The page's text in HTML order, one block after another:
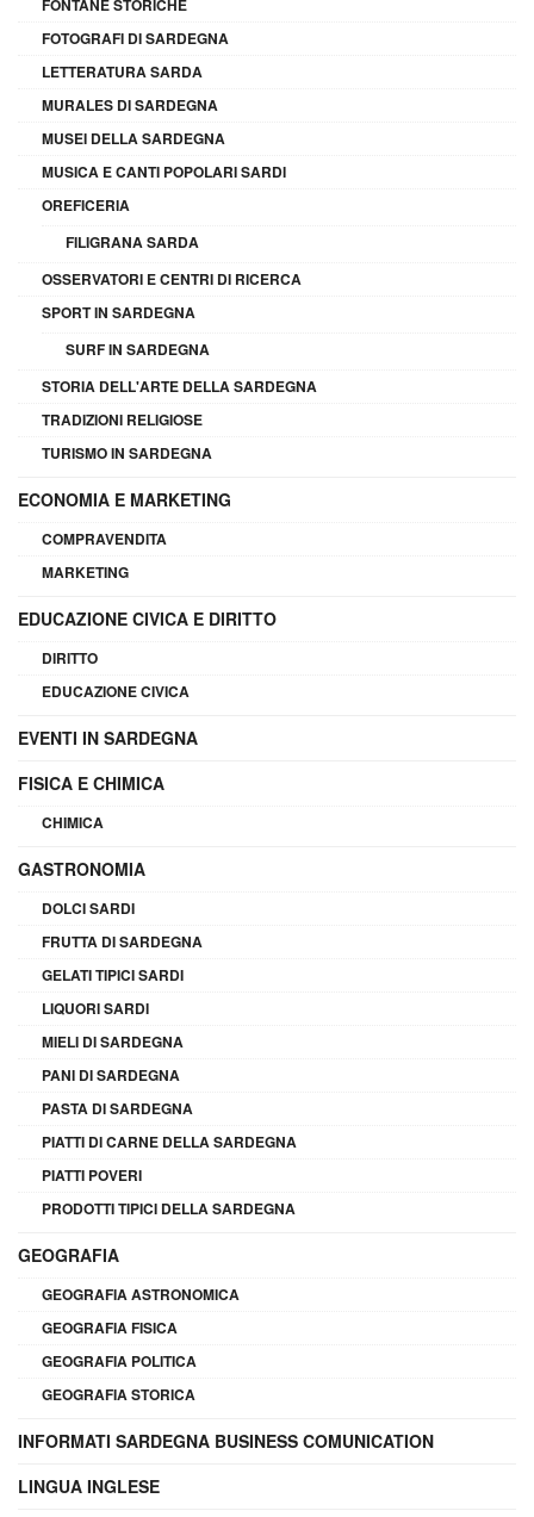
FONTANE STORICHE
FOTOGRAFI DI SARDEGNA
LETTERATURA SARDA
MURALES DI SARDEGNA
MUSEI DELLA SARDEGNA
MUSICA E CANTI POPOLARI SARDI
OREFICERIA
FILIGRANA SARDA
OSSERVATORI E CENTRI DI RICERCA
SPORT IN SARDEGNA
SURF IN SARDEGNA
STORIA DELL'ARTE DELLA SARDEGNA
TRADIZIONI RELIGIOSE
TURISMO IN SARDEGNA
ECONOMIA E MARKETING
COMPRAVENDITA
MARKETING
EDUCAZIONE CIVICA E DIRITTO
DIRITTO
EDUCAZIONE CIVICA
EVENTI IN SARDEGNA
FISICA E CHIMICA
CHIMICA
GASTRONOMIA
DOLCI SARDI
FRUTTA DI SARDEGNA
GELATI TIPICI SARDI
LIQUORI SARDI
MIELI DI SARDEGNA
PANI DI SARDEGNA
PASTA DI SARDEGNA
PIATTI DI CARNE DELLA SARDEGNA
PIATTI POVERI
PRODOTTI TIPICI DELLA SARDEGNA
GEOGRAFIA
GEOGRAFIA ASTRONOMICA
GEOGRAFIA FISICA
GEOGRAFIA POLITICA
GEOGRAFIA STORICA
INFORMATI SARDEGNA BUSINESS COMUNICATION
LINGUA INGLESE